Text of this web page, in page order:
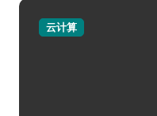
云计算